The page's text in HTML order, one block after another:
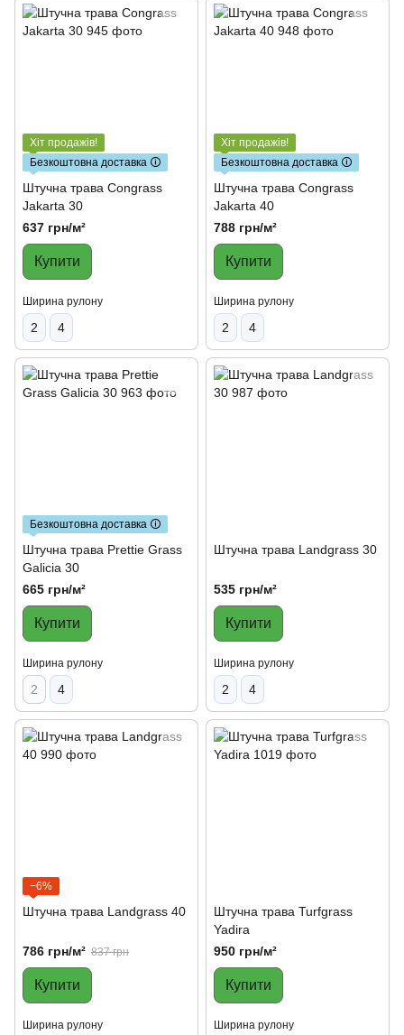
Хіт продажів!
Безкоштовна доставка 🛈
Штучна трава Congrass
Jakarta 30
637 грн/м²
Купити
Ширина рулону
2 4
Хіт продажів!
Безкоштовна доставка 🛈
Штучна трава Congrass
Jakarta 40
788 грн/м²
Купити
Ширина рулону
2 4
Безкоштовна доставка 🛈
Штучна трава Prettie Grass
Galicia 30
665 грн/м²
Купити
Ширина рулону
2 4
Штучна трава Landgrass 30
535 грн/м²
Купити
Ширина рулону
2 4
−6%
Штучна трава Landgrass 40
786 грн/м² 837 грн
Купити
Ширина рулону
Штучна трава Turfgrass
Yadira
950 грн/м²
Купити
Ширина рулону